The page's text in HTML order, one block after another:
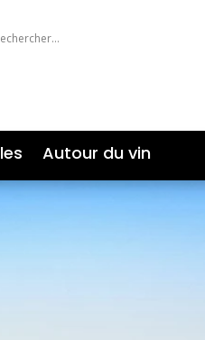
Autour du vin